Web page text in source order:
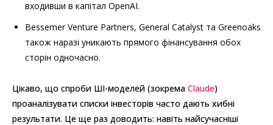
входивши в капітал OpenAI.
Bessemer Venture Partners, General Catalyst та Greenoaks
також наразі уникають прямого фінансування обох
сторін одночасно.
Цікаво, що спроби ШІ-моделей (зокрема Claude)
проаналізувати списки інвесторів часто дають хибні
результати. Це ще раз доводить: навіть найсучасніші